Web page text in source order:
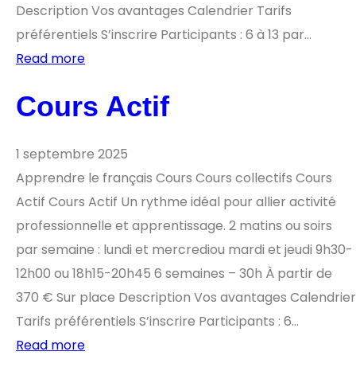
Description Vos avantages Calendrier Tarifs
préférentiels S’inscrire Participants : 6 à 13 par…
Read more
Cours Actif
1 septembre 2025
Apprendre le français Cours Cours collectifs Cours
Actif Cours Actif Un rythme idéal pour allier activité
professionnelle et apprentissage. 2 matins ou soirs
par semaine : lundi et mercrediou mardi et jeudi 9h30-
12h00 ou 18h15-20h45 6 semaines – 30h À partir de
370 € Sur place Description Vos avantages Calendrier
Tarifs préférentiels S’inscrire Participants : 6…
Read more